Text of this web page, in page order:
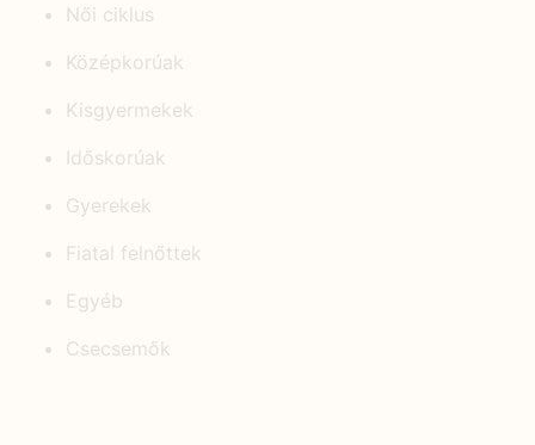
Női ciklus
Középkorúak
Kisgyermekek
Időskorúak
Gyerekek
Fiatal felnőttek
Egyéb
Csecsemők